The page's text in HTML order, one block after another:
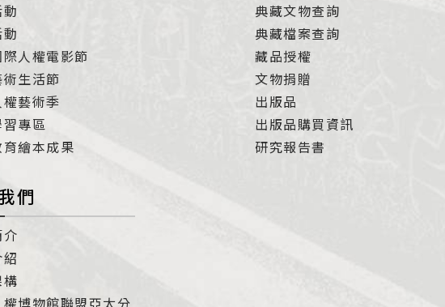
人權電影節
生活節
藝術季
專區
育繪本成果
典藏文物查詢
典藏檔案查詢
藏品授權
文物捐贈
出版品
出版品購買資訊
研究報告書
們
博物館聯盟亞太分